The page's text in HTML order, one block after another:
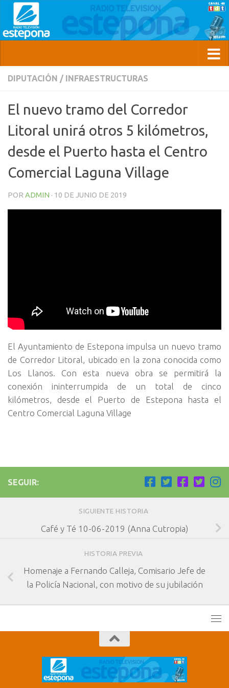
DIPUTACIÓN / INFRAESTRUCTURAS
El nuevo tramo del Corredor
Litoral unirá otros 5 kilómetros,
desde el Puerto hasta el Centro
Comercial Laguna Village
POR ADMIN · 10 DE JUNIO DE 2019
El Ayuntamiento de Estepona impulsa un nuevo tramo
de Corredor Litoral, ubicado en la zona conocida como
Los Llanos. Con esta nueva obra se permitirá la
conexión ininterrumpida de un total de cinco
kilómetros, desde el Puerto de Estepona hasta el
Centro Comercial Laguna Village
SEGUIR:
SIGUIENTE HISTORIA
Café y Té 10-06-2019 (Anna Cutropia)
HISTORIA PREVIA
Homenaje a Fernando Calleja, Comisario Jefe de
la Policía Nacional, con motivo de su jubilación